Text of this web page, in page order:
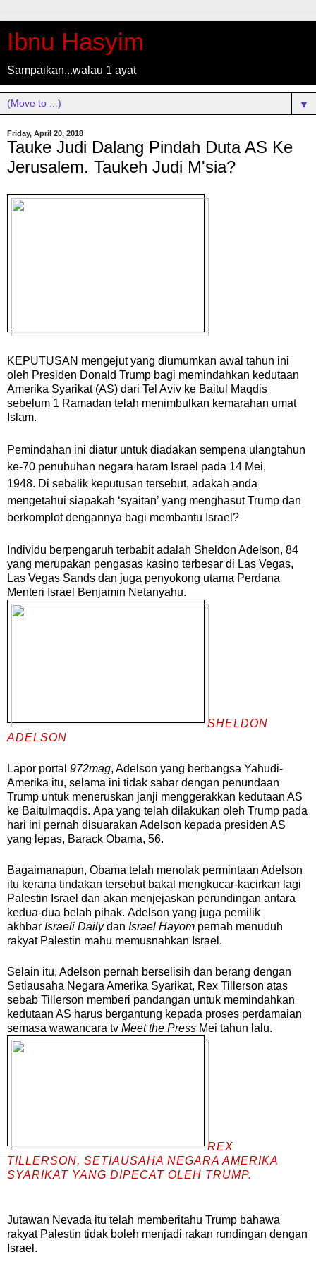
Ibnu Hasyim
Sampaikan...walau 1 ayat
▼
Friday, April 20, 2018
Tauke Judi Dalang Pindah Duta AS Ke
Jerusalem. Taukeh Judi M'sia?
KEPUTUSAN mengejut yang diumumkan awal tahun ini
oleh Presiden Donald Trump bagi memindahkan kedutaan
Amerika Syarikat (AS) dari Tel Aviv ke Baitul Maqdis
sebelum 1 Ramadan telah menimbulkan kemarahan umat
Islam.
Pemindahan ini diatur untuk diadakan sempena ulangtahun
ke-70 penubuhan negara haram Israel pada 14 Mei,
1948. Di sebalik keputusan tersebut, adakah anda
mengetahui siapakah ‘syaitan’ yang menghasut Trump dan
berkomplot dengannya bagi membantu Israel?
Individu berpengaruh terbabit adalah Sheldon Adelson, 84
yang merupakan pengasas kasino terbesar di Las Vegas,
Las Vegas Sands dan juga penyokong utama Perdana
Menteri Israel Benjamin Netanyahu.
SHELDON
ADELSON
Lapor portal 972mag, Adelson yang berbangsa Yahudi-
Amerika itu, selama ini tidak sabar dengan penundaan
Trump untuk meneruskan janji menggerakkan kedutaan AS
ke Baitulmaqdis. Apa yang telah dilakukan oleh Trump pada
hari ini pernah disuarakan Adelson kepada presiden AS
yang lepas, Barack Obama, 56.
Bagaimanapun, Obama telah menolak permintaan Adelson
itu kerana tindakan tersebut bakal mengkucar-kacirkan lagi
Palestin Israel dan akan menjejaskan perundingan antara
kedua-dua belah pihak. Adelson yang juga pemilik
akhbar Israeli Dailydan Israel Hayom pernah menuduh
rakyat Palestin mahu memusnahkan Israel.
Selain itu, Adelson pernah berselisih dan berang dengan
Setiausaha Negara Amerika Syarikat, Rex Tillerson atas
sebab Tillerson memberi pandangan untuk memindahkan
kedutaan AS harus bergantung kepada proses perdamaian
semasa wawancara tv Meet the Press Mei tahun lalu.
REX
TILLERSON, SETIAUSAHA NEGARA AMERIKA
SYARIKAT YANG DIPECAT OLEH TRUMP.
Jutawan Nevada itu telah memberitahu Trump bahawa
rakyat Palestin tidak boleh menjadi rakan rundingan dengan
Israel.